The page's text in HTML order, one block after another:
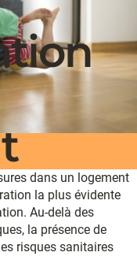
dans un logement
la plus évidente
Au-delà des
la présence de
risques sanitaires